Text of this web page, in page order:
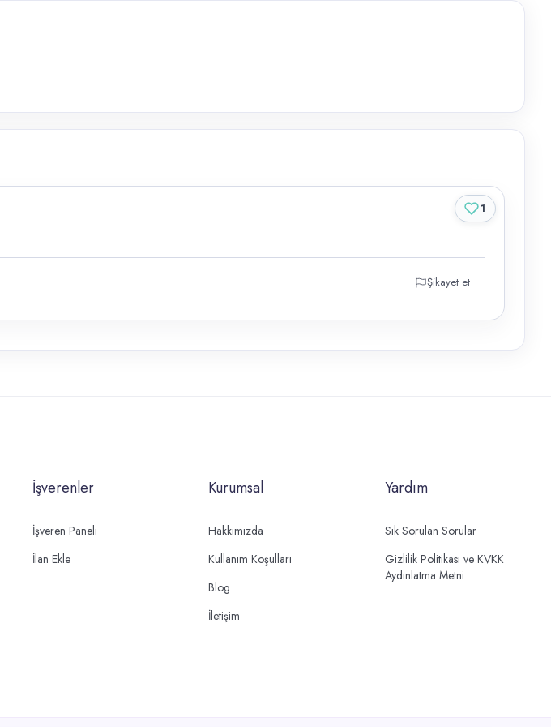
Şikayet et
1
İşverenler
İşveren Paneli
İlan Ekle
Kurumsal
Hakkımızda
Kullanım Koşulları
Blog
İletişim
Yardım
Sık Sorulan Sorular
Gizlilik Politikası ve KVKK
Aydınlatma Metni